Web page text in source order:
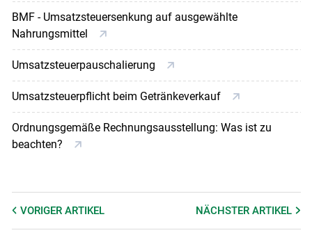
BMF - Umsatzsteuersenkung auf ausgewählte
Nahrungsmittel
Umsatzsteuerpauschalierung
Umsatzsteuerpflicht beim Getränkeverkauf
Ordnungsgemäße Rechnungsausstellung: Was ist zu
beachten?
VORIGER ARTIKEL NÄCHSTERARTIKEL